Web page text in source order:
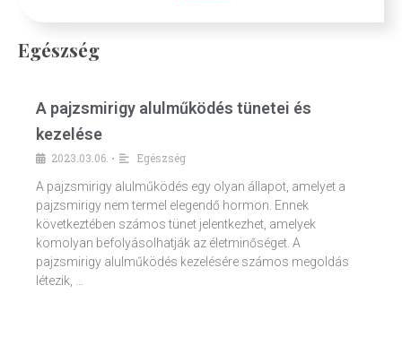
Egészség
A pajzsmirigy alulműködés tünetei és
kezelése
2023.03.06. •
Egészség
A pajzsmirigy alulműködés egy olyan állapot, amelyet a
pajzsmirigy nem termel elegendő hormon. Ennek
következtében számos tünet jelentkezhet, amelyek
komolyan befolyásolhatják az életminőséget. A
pajzsmirigy alulműködés kezelésére számos megoldás
létezik, …